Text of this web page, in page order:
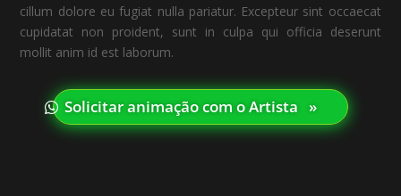
cillum dolore eu fugiat nulla pariatur. Excepteur sint occaecat
cupidatat non proident, sunt in culpa qui officia deserunt
mollit anim id est laborum.
Solicitar animação com o Artista⠀»